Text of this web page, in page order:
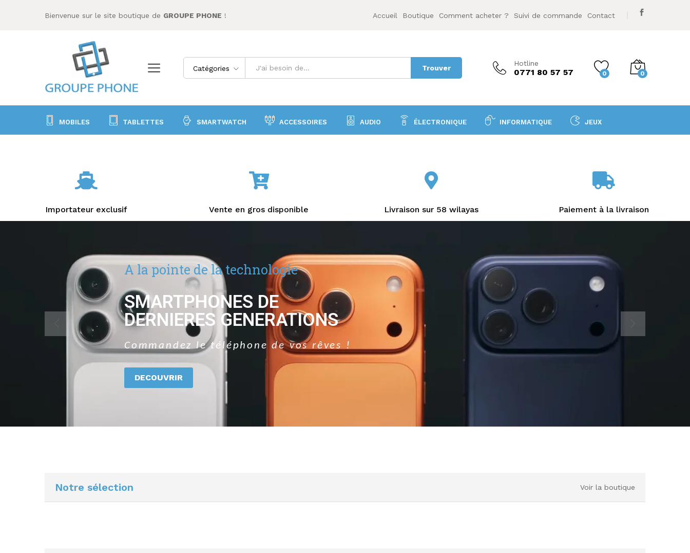
Bienvenue sur le site boutique de GROUPE PHONE ! Accueil Boutique Comment acheter ? Suivi de commande Contact
Catégories Trouver
Hotline
0771 80 57 57 0 0
MOBILES TABLETTES SMARTWATCH ACCESSOIRES AUDIO ÉLECTRONIQUE INFORMATIQUE JEUX
Importateur exclusif Vente en gros disponible Livraison sur 58 wilayas Paiement à la livraison
Notre sélection Voir la boutique